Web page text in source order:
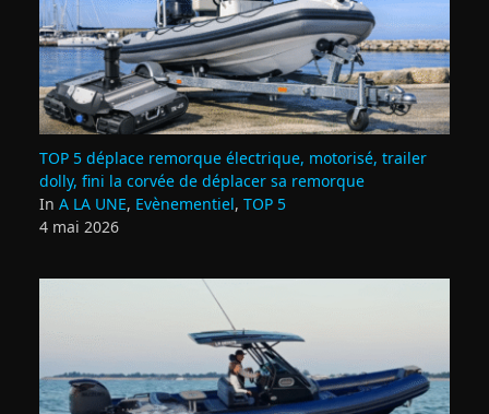
TOP 5 déplace remorque électrique, motorisé, trailer
dolly, fini la corvée de déplacer sa remorque
In A LA UNE, Evènementiel, TOP 5
4 mai 2026